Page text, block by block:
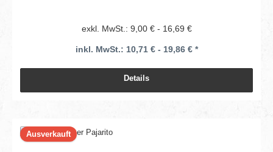
exkl. MwSt.: 9,00 € - 16,69 €
inkl. MwSt.: 10,71 € - 19,86 € *
Details
Ausverkauft